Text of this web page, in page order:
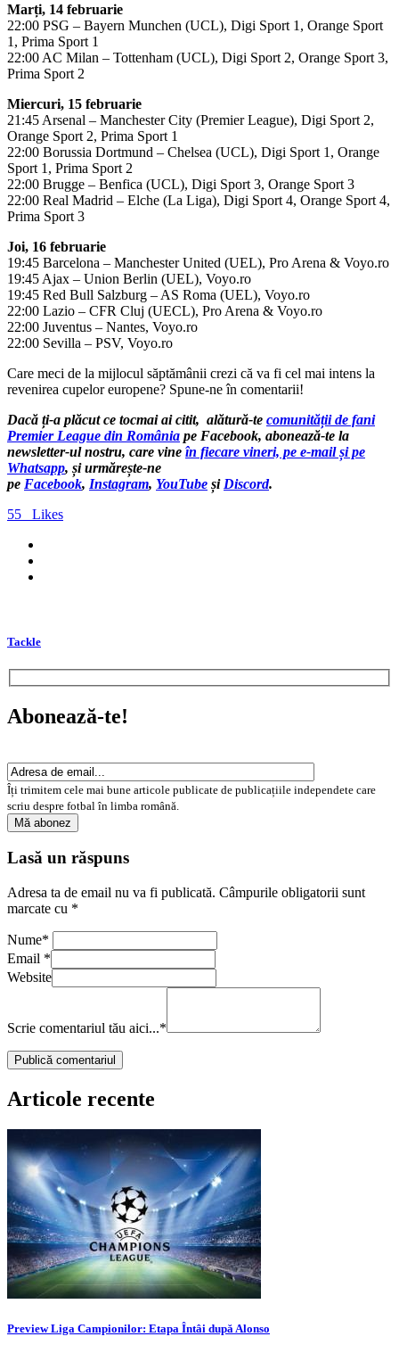
Marți, 14 februarie
22:00 PSG – Bayern Munchen (UCL), Digi Sport 1, Orange Sport
1, Prima Sport 1
22:00 AC Milan – Tottenham (UCL), Digi Sport 2, Orange Sport 3,
Prima Sport 2
Miercuri, 15 februarie
21:45 Arsenal – Manchester City (Premier League), Digi Sport 2,
Orange Sport 2, Prima Sport 1
22:00 Borussia Dortmund – Chelsea (UCL), Digi Sport 1, Orange
Sport 1, Prima Sport 2
22:00 Brugge – Benfica (UCL), Digi Sport 3, Orange Sport 3
22:00 Real Madrid – Elche (La Liga), Digi Sport 4, Orange Sport 4,
Prima Sport 3
Joi, 16 februarie
19:45 Barcelona – Manchester United (UEL), Pro Arena & Voyo.ro
19:45 Ajax – Union Berlin (UEL), Voyo.ro
19:45 Red Bull Salzburg – AS Roma (UEL), Voyo.ro
22:00 Lazio – CFR Cluj (UECL), Pro Arena & Voyo.ro
22:00 Juventus – Nantes, Voyo.ro
22:00 Sevilla – PSV, Voyo.ro
Care meci de la mijlocul săptămânii crezi că va fi cel mai intens la
revenirea cupelor europene? Spune-ne în comentarii!
Dacă ți-a plăcut ce tocmai ai citit, alătură-te comunității de fani
Premier League din România pe Facebook, abonează-te la
newsletter-ul nostru, care vine în fiecare vineri, pe e-mail și pe
Whatsapp, și urmărește-ne
pe Facebook, Instagram, YouTube și Discord.
55
Likes
Tackle
Abonează-te!
Îți trimitem cele mai bune articole publicate de publicațiile independete care
scriu despre fotbal în limba română.
Lasă un răspuns
Adresa ta de email nu va fi publicată. Câmpurile obligatorii sunt
marcate cu *
Nume*
Email *
Website
Scrie comentariul tău aici...*
Articole recente
Preview Liga Campionilor: Etapa Întâi după Alonso